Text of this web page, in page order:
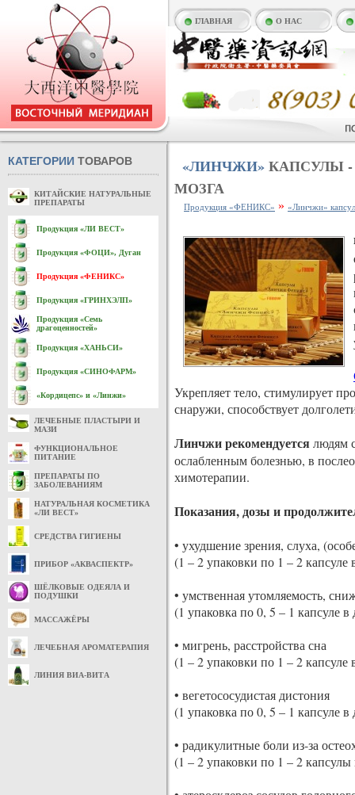
ГЛАВНАЯ О НАС
КАТЕГОРИИ ТОВАРОВ
КИТАЙСКИЕ НАТУРАЛЬНЫЕ
ПРЕПАРАТЫ
Продукция «ЛИ ВЕСТ»
Продукция «ФОЦИ», Дуган
Продукция «ФЕНИКС»
Продукция «ГРИНХЭЛП»
Продукция «Семь
драгоценностей»
Продукция «ХАНЬСИ»
Продукция «СИНОФАРМ»
«Кордицепс» и «Линжи»
ЛЕЧЕБНЫЕ ПЛАСТЫРИ И
МАЗИ
ФУНКЦИОНАЛЬНОЕ
ПИТАНИЕ
ПРЕПАРАТЫ ПО
ЗАБОЛЕВАНИЯМ
НАТУРАЛЬНАЯ КОСМЕТИКА
«ЛИ ВЕСТ»
СРЕДСТВА ГИГИЕНЫ
ПРИБОР «АКВАСПЕКТР»
ШЁЛКОВЫЕ ОДЕЯЛА И
ПОДУШКИ
МАССАЖЁРЫ
ЛЕЧЕБНАЯ АРОМАТЕРАПИЯ
ЛИНИЯ ВИА-ВИТА
«ЛИНЧЖИ»КАПСУЛЫ
МОЗГА
Продукция «ФЕНИКС» » «Линчжи»
Укрепляет тело, стимулирует
снаружи, способствует
Линчжи рекомендуетсялюдям
ослабленным болезнью, в
химотерапии.
Показания, дозы и
• ухудшение зрения, слуха,
(1 – 2 упаковки по 1 – 2 капсуле
• умственная утомляемость,
(1 упаковка по 0, 5 – 1 капсуле в
• мигрень, расстройства сна
(1 – 2 упаковки по 1 – 2 капсуле
• вегетососудистая дистония
(1 упаковка по 0, 5 – 1 капсуле в
• радикулитные боли из-за
(1 – 2 упаковки по 1 – 2 капсулы